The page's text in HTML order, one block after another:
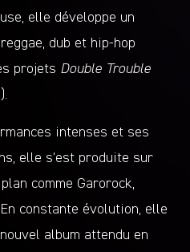
elle développe un
dub et hip-hop
projets Double Trouble
intenses et ses
elle s’est produite sur
comme Garorock,
constante évolution, elle
album attendu en